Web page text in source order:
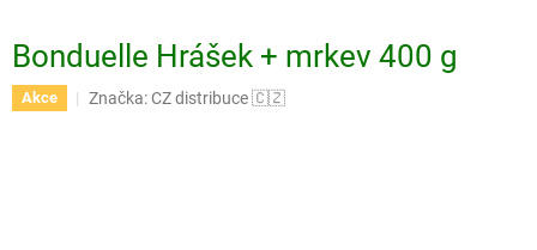
Bonduelle Hrášek + mrkev 400 g
Akce Značka:CZ distribuce 🇨🇿